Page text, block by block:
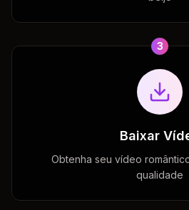
3
Baixar
Obtenha seu vídeo
qualidade